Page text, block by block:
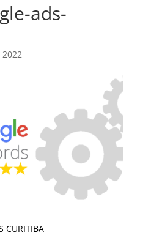
ads-